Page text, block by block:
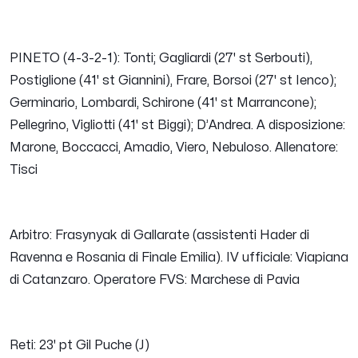
PINETO (4-3-2-1): Tonti; Gagliardi (27' st Serbouti),
Postiglione (41' st Giannini), Frare, Borsoi (27' st Ienco);
Germinario, Lombardi, Schirone (41' st Marrancone);
Pellegrino, Vigliotti (41' st Biggi); D’Andrea. A disposizione:
Marone, Boccacci, Amadio, Viero, Nebuloso. Allenatore:
Tisci
Arbitro: Frasynyak di Gallarate (assistenti Hader di
Ravenna e Rosania di Finale Emilia). IV ufficiale: Viapiana
di Catanzaro. Operatore FVS: Marchese di Pavia
Reti: 23' pt Gil Puche (J)